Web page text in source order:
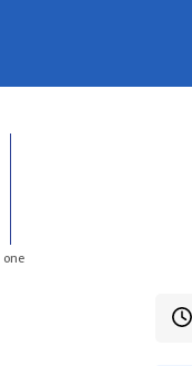
one